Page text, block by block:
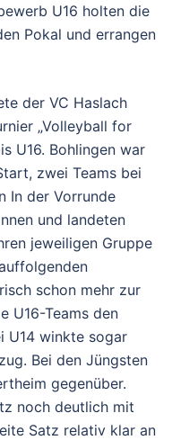
U16 holten die
Pokal und errangen
der VC Haslach
„Volleyball for
U16. Bohlingen war
zwei Teams bei
In der Vorrunde
und landeten
jeweiligen Gruppe
schon mehr zur
U16-Teams den
U14 winkte sogar
Bei den Jüngsten
gegenüber.
noch deutlich mit
Satz relativ klar an